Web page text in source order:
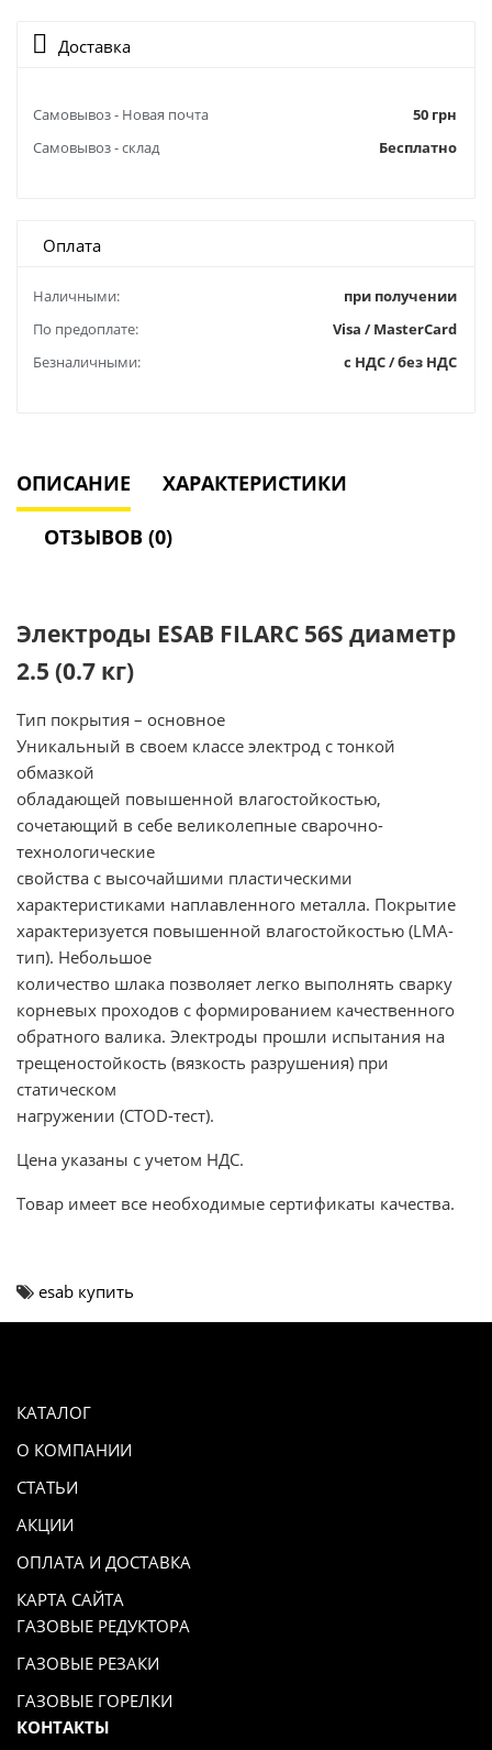
Доставка
Самовывоз - Новая почта
50 грн
Самовывоз - склад
Бесплатно
Оплата
Наличными:
при получении
По предоплате:
Visa / MasterCard
Безналичными:
с НДС / без НДС
ОПИСАНИЕ ХАРАКТЕРИСТИКИ
ОТЗЫВОВ (0)
Электроды ESAB FILARC 56S диаметр
2.5 (0.7 кг)
Тип покрытия – основное
Уникальный в своем классе электрод с тонкой
обмазкой
обладающей повышенной влагостойкостью,
сочетающий в себе великолепные сварочно-
технологические
свойства с высочайшими пластическими
характеристиками наплавленного металла. Покрытие
характеризуется повышенной влагостойкостью (LMA-
тип). Небольшое
количество шлака позволяет легко выполнять сварку
корневых проходов с формированием качественного
обратного валика. Электроды прошли испытания на
трещеностойкость (вязкость разрушения) при
статическом
нагружении (CTOD-тест).
Цена указаны с учетом НДС.
Товар имеет все необходимые сертификаты качества.
esab купить
КАТАЛОГ
О КОМПАНИИ
СТАТЬИ
АКЦИИ
ОПЛАТА И ДОСТАВКА
КАРТА САЙТА
ГАЗОВЫЕ РЕДУКТОРА
ГАЗОВЫЕ РЕЗАКИ
ГАЗОВЫЕ ГОРЕЛКИ
КОНТАКТЫ